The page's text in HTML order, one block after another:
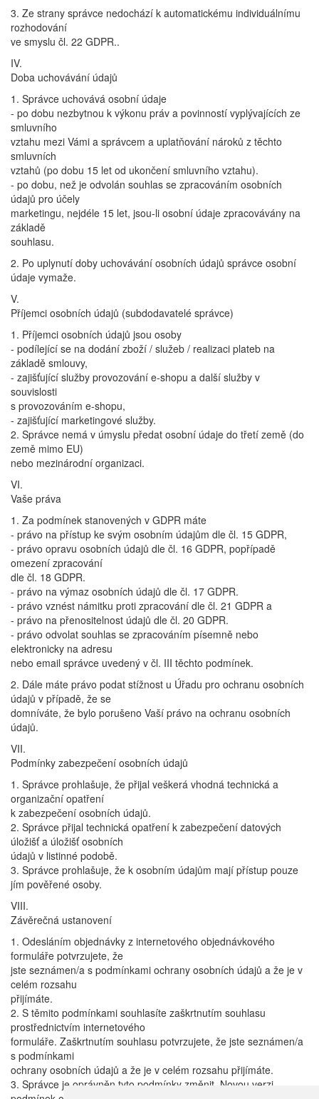
3. Ze strany správce nedochází k automatickému individuálnímu
rozhodování
ve smyslu čl. 22 GDPR..
IV.
Doba uchovávání údajů
1. Správce uchovává osobní údaje
- po dobu nezbytnou k výkonu práv a povinností vyplývajících ze
smluvního
vztahu mezi Vámi a správcem a uplatňování nároků z těchto
smluvních
vztahů (po dobu 15 let od ukončení smluvního vztahu).
- po dobu, než je odvolán souhlas se zpracováním osobních
údajů pro účely
marketingu, nejdéle 15 let, jsou-li osobní údaje zpracovávány na
základě
souhlasu.
2. Po uplynutí doby uchovávání osobních údajů správce osobní
údaje vymaže.
V.
Příjemci osobních údajů (subdodavatelé správce)
1. Příjemci osobních údajů jsou osoby
- podílející se na dodání zboží / služeb / realizaci plateb na
základě smlouvy,
- zajišťující služby provozování e-shopu a další služby v
souvislosti
s provozováním e-shopu,
- zajišťující marketingové služby.
2. Správce nemá v úmyslu předat osobní údaje do třetí země (do
země mimo EU)
nebo mezinárodní organizaci.
VI.
Vaše práva
1. Za podmínek stanovených v GDPR máte
- právo na přístup ke svým osobním údajům dle čl. 15 GDPR,
- právo opravu osobních údajů dle čl. 16 GDPR, popřípadě
omezení zpracování
dle čl. 18 GDPR.
- právo na výmaz osobních údajů dle čl. 17 GDPR.
- právo vznést námitku proti zpracování dle čl. 21 GDPR a
- právo na přenositelnost údajů dle čl. 20 GDPR.
- právo odvolat souhlas se zpracováním písemně nebo
elektronicky na adresu
nebo email správce uvedený v čl. III těchto podmínek.
2. Dále máte právo podat stížnost u Úřadu pro ochranu osobních
údajů v případě, že se
domníváte, že bylo porušeno Vaší právo na ochranu osobních
údajů.
VII.
Podmínky zabezpečení osobních údajů
1. Správce prohlašuje, že přijal veškerá vhodná technická a
organizační opatření
k zabezpečení osobních údajů.
2. Správce přijal technická opatření k zabezpečení datových
úložišť a úložišť osobních
údajů v listinné podobě.
3. Správce prohlašuje, že k osobním údajům mají přístup pouze
jím pověřené osoby.
VIII.
Závěrečná ustanovení
1. Odesláním objednávky z internetového objednávkového
formuláře potvrzujete, že
jste seznámen/a s podmínkami ochrany osobních údajů a že je v
celém rozsahu
přijímáte.
2. S těmito podmínkami souhlasíte zaškrtnutím souhlasu
prostřednictvím internetového
formuláře. Zaškrtnutím souhlasu potvrzujete, že jste seznámen/a
s podmínkami
ochrany osobních údajů a že je v celém rozsahu přijímáte.
3. Správce je oprávněn tyto podmínky změnit. Novou verzi